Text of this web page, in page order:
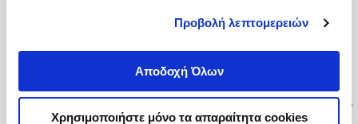
Προβολή λεπτομερειών
Αποδοχή Όλων
Χρησιμοποιήστε μόνο τα απαραίτητα cookies
Ασκληπιού 1-3, Αθήνα 106 79
Δευτέρα - Παρασκευή 09:00-21:00